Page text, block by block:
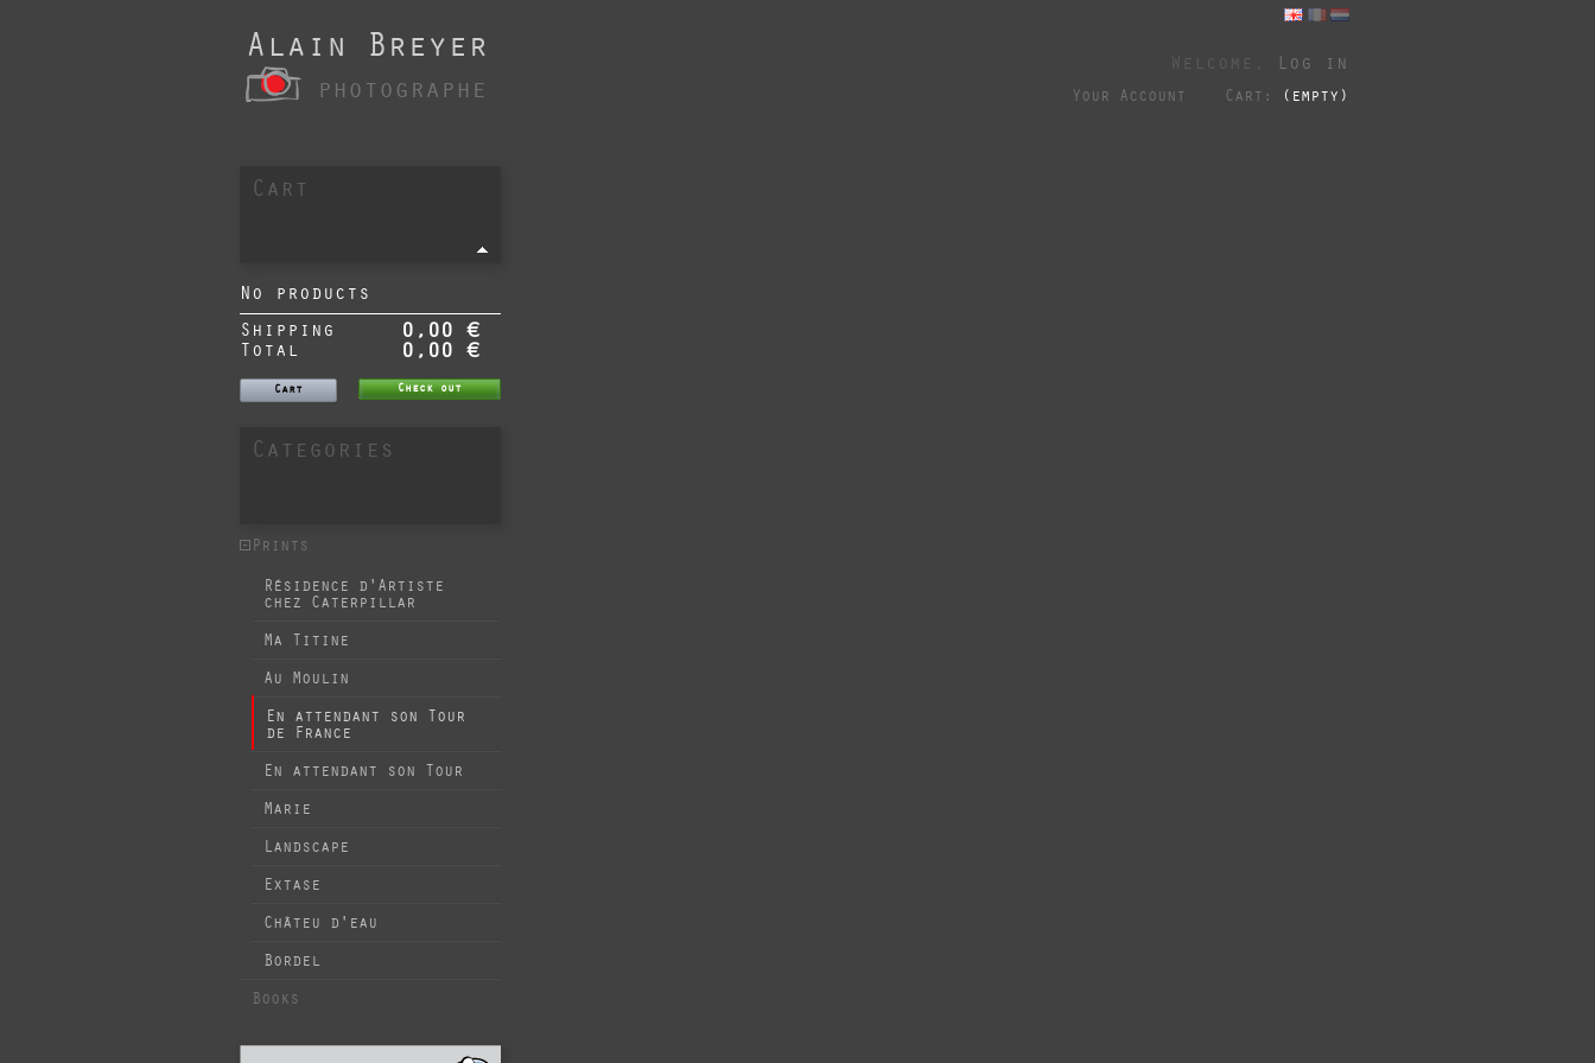
Alain Breyer
photographe
Welcome, Log in
Cart: (empty)
Your Account
Cart
No products
Shipping
0,00 €
Total 0,00 €
Cart Check out
Categories
Prints
Résidence d'Artiste
chez Caterpillar
Ma Titine
Au Moulin
En attendant son Tour
de France
En attendant son Tour
Marie
Landscape
Extase
Châteu d'eau
Bordel
Books